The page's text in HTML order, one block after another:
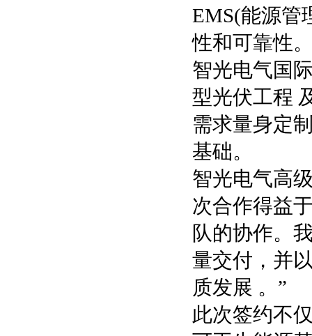
EMS(能源管
性和可靠性
智光电气国
型光伏工程
需求量身定
基础。
智光电气高
次合作得益
队的协作。
量交付，并
质发展 。”
此次签约不